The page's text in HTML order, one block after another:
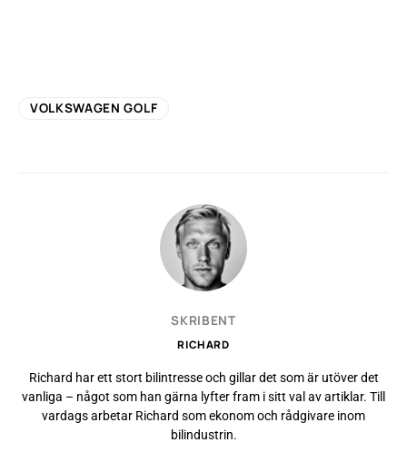
VOLKSWAGEN GOLF
SKRIBENT
RICHARD
Richard har ett stort bilintresse och gillar det som är utöver det
vanliga – något som han gärna lyfter fram i sitt val av artiklar. Till
vardags arbetar Richard som ekonom och rådgivare inom
bilindustrin.